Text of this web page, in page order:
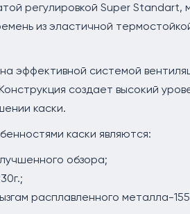
регулировкой Super Standart,
из эластичной
эффективной системой
создает высокий
каски.
каски являются:
обзора;
расплавленного металла-155